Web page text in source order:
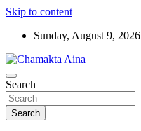
Skip to content
Sunday, August 9, 2026
Chamakta Aina
Hindi News Paper – Jharkhand
Search
Search